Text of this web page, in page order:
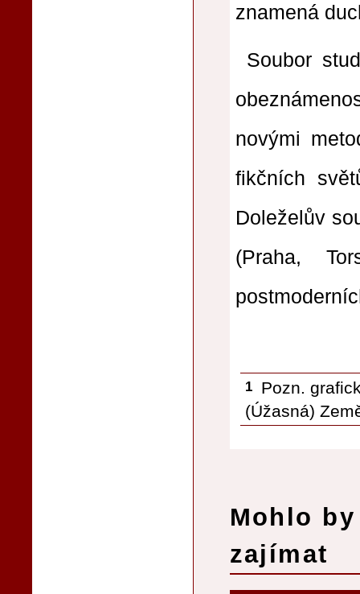
znamená
Soubor
novými
fikčních
Doleželův
(Praha,
1
Pozn.
(Úžasná)
Mohlo
zajímat